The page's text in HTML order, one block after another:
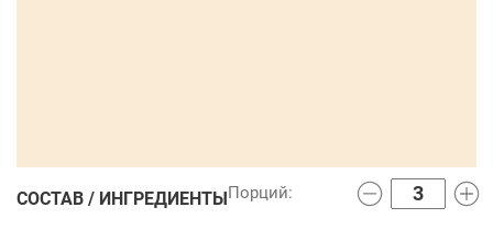
СОСТАВ / ИНГРЕДИЕНТЫ